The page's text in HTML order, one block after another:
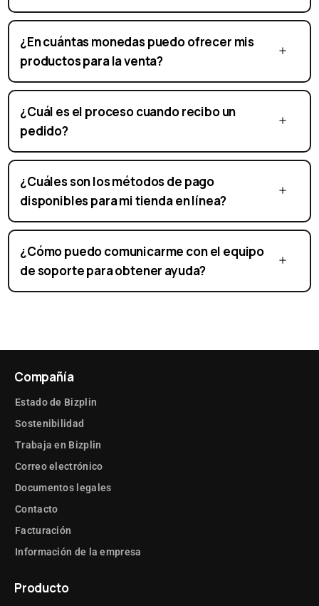
¿En cuántas monedas puedo ofrecer mis
productos para la venta?
¿Cuál es el proceso cuando recibo un
pedido?
¿Cuáles son los métodos de pago
disponibles para mi tienda en línea?
¿Cómo puedo comunicarme con el equipo
de soporte para obtener ayuda?
Compañía
Estado de Bizplin
Sostenibilidad
Trabaja en Bizplin
Correo electrónico
Documentos legales
Contacto
Facturación
Información de la empresa
Producto